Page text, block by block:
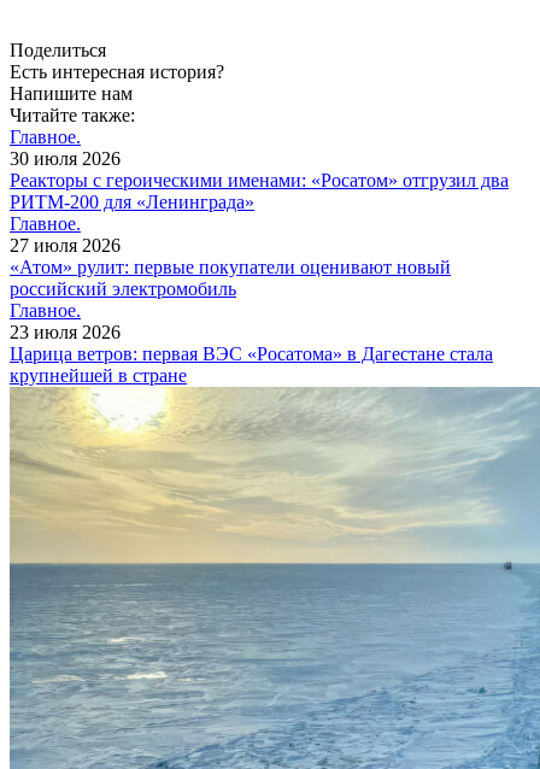
Поделиться
Есть интересная история?
Напишите нам
Читайте также:
Главное.
30 июля 2026
Реакторы с героическими именами: «Росатом» отгрузил два
РИТМ-200 для «Ленинграда»
Главное.
27 июля 2026
«Атом» рулит: первые покупатели оценивают новый
российский электромобиль
Главное.
23 июля 2026
Царица ветров: первая ВЭС «Росатома» в Дагестане стала
крупнейшей в стране